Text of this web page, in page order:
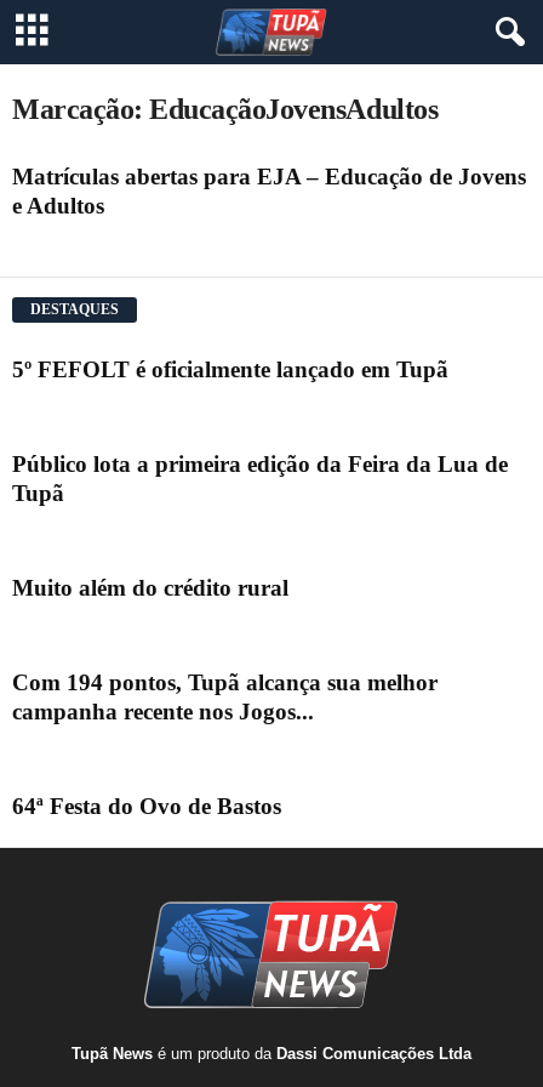
Marcação: EducaçãoJovensAdultos
Matrículas abertas para EJA – Educação de Jovens
e Adultos
DESTAQUES
5º FEFOLT é oficialmente lançado em Tupã
Público lota a primeira edição da Feira da Lua de
Tupã
Muito além do crédito rural
Com 194 pontos, Tupã alcança sua melhor
campanha recente nos Jogos...
64ª Festa do Ovo de Bastos
Tupã News é um produto da Dassi Comunicações Ltda